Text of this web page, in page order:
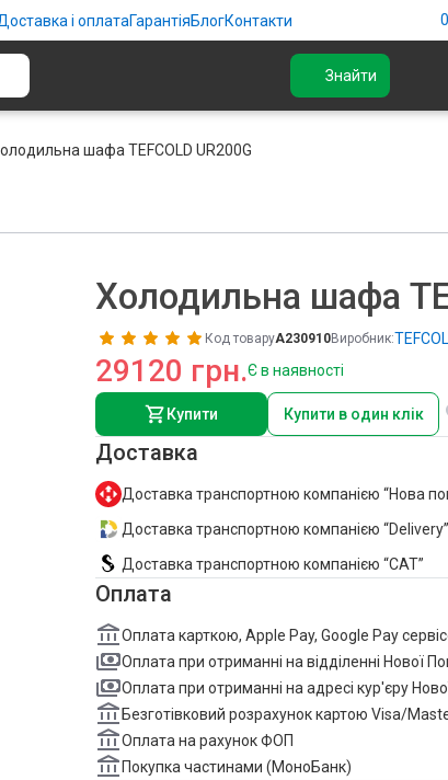
і оплатаГарантіяБлогКонтакти
Знайти
шафа TEFCOLD UR200G
Холодильна шафа
Код товаруA230910Виробник:
29120 грн.Є в наявності
Купити Купити в один клік
Доставка
Доставка транспортною компанією “Нова
Доставка транспортною компанією “Delivery”
Доставка транспортною компанією “САТ”
Оплата
Оплата карткою, Apple Pay, Google Pay
Оплата при отриманні на відділенні Нової
Оплата при отриманні на адресі кур'єру
Безготівковий розрахунок картою Visa/
Оплата на рахунок ФОП
Покупка частинами (МоноБанк)